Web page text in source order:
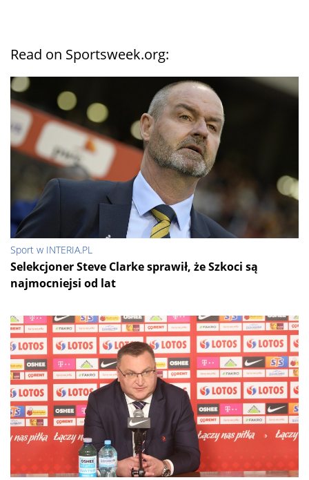
Read on Sportsweek.org:
Sport w INTERIA.PL
Selekcjoner Steve Clarke sprawił, że Szkoci są
najmocniejsi od lat